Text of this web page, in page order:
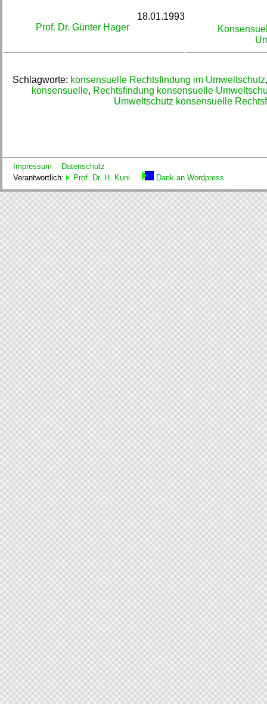
18.01.1993
Prof. Dr. Günter Hager
Schlagworte: konsensuelle Rechtsfindung im Umweltschutz
konsensuelle, Rechtsfindung konsensuelle
Umweltschutz konsensuelle
Impressum
Datenschutz
Verantwortlich:
Prof. Dr. H. Kuni Dank an Wordpress